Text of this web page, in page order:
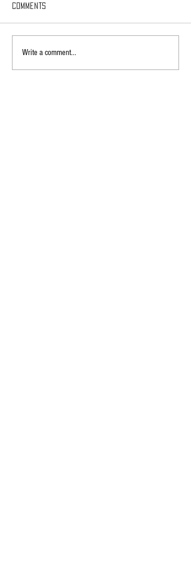
ป้องกันโควิด-19 (ในสถานที่
Comments
Write a comment...